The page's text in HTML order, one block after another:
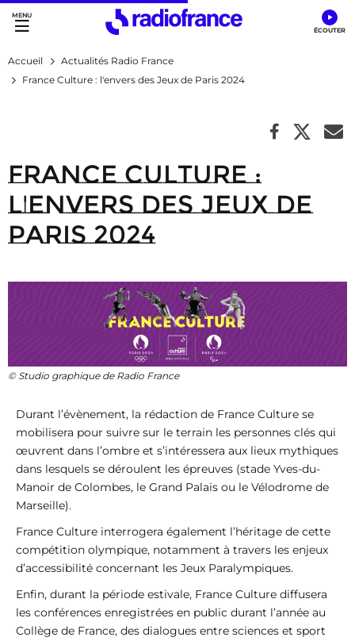
Accès direct :
Menu principal
Contenu
Accueil
Actualités Radio France
France Culture : l'envers des Jeux de Paris 2024
France Culture :
l'envers des Jeux de
Paris 2024
© Studio graphique de Radio France
Durant l’évènement, la rédaction de France Culture se
mobilisera pour suivre sur le terrain les personnes clés qui
œuvrent dans l’ombre et s’intéressera aux lieux mythiques
dans lesquels se déroulent les épreuves (stade Yves-du-
Manoir de Colombes, le Grand Palais ou le Vélodrome de
Marseille).
France Culture interrogera également l’héritage de cette
compétition olympique, notamment à travers les enjeux
d’accessibilité concernant les Jeux Paralympiques.
Enfin, durant la période estivale, France Culture diffusera
les conférences enregistrées en public durant l’année au
Collège de France, des dialogues entre sciences et sport